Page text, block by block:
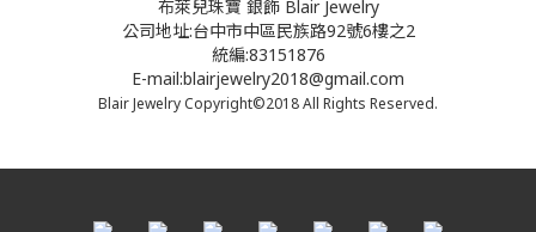
布萊兒珠寶 銀飾 Blair Jewelry
公司地址:台中市中區民族路92號6樓之2
統編:83151876
E-mail:blairjewelry2018@gmail.com
Blair Jewelry Copyright©2018 All Rights Reserved.